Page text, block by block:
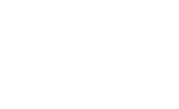
Bewertungen haben Kommentare.